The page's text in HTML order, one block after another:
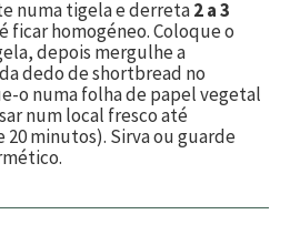
numa tigela e derreta2 a 3
ficar homogéneo. Coloque o
depois mergulhe a
dedo de shortbread no
o numa folha de papel vegetal
num local fresco até
minutos). Sirva ou guarde